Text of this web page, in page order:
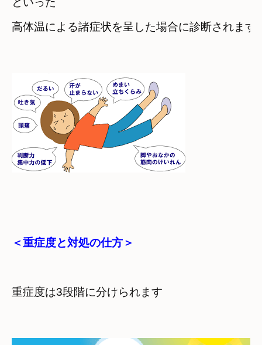
高体温による諸症状を呈した場合に診断されます
＜重症度と対処の仕方＞
重症度は3段階に分けられます